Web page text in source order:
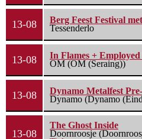
13-08
Berg Feest Festival
Tessenderlo
13-08
In Flames + Employed
OM (OM (Seraing))
13-08
Dynamo Metalfest
Dynamo (Dynamo
13-08
The Ghost Inside
Doornroosje